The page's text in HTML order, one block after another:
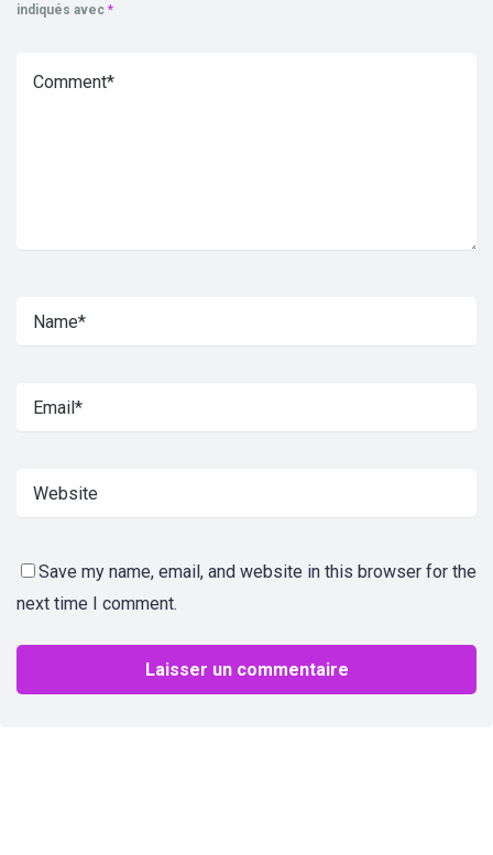
indiqués avec *
Save my name, email, and website in this browser for the
next time I comment.